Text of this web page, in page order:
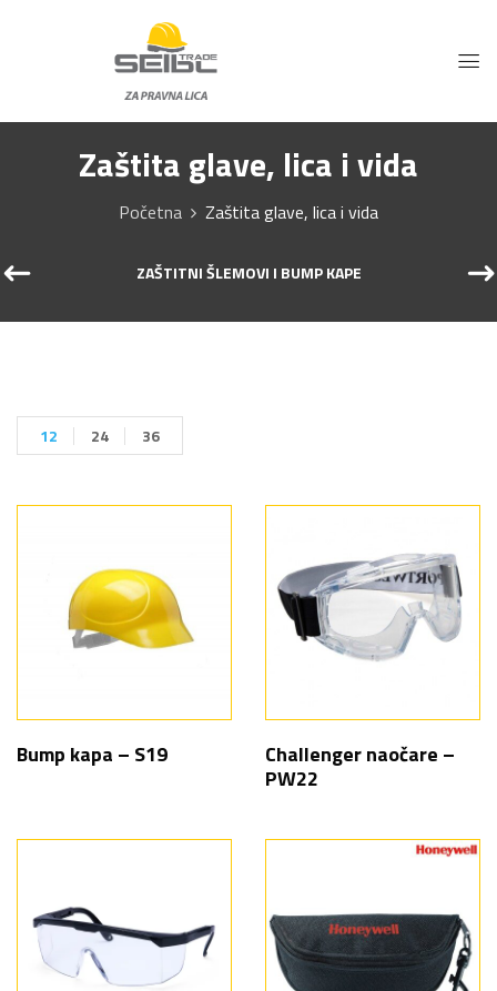
Zaštita glave, lica i vida
Početna Zaštita glave, lica i vida
ZAŠTITNI ŠLEMOVI I BUMP KAPE
12 24 36
Bump kapa – S19
Challenger naočare –
PW22